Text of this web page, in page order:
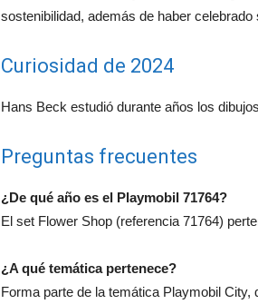
sostenibilidad, además de haber
Curiosidad de 2024
Hans Beck estudió durante años los
Preguntas frecuentes
¿De qué año es el Playmobil 71764?
El set Flower Shop (referencia 71764)
¿A qué temática pertenece?
Forma parte de la temática Playmobil